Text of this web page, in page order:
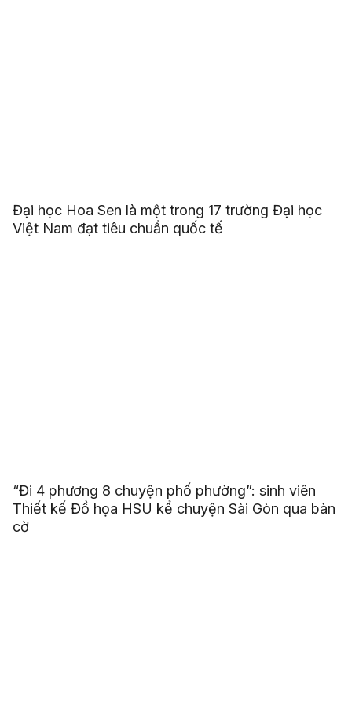
Đại học Hoa Sen là một trong 17 trường Đại học
Việt Nam đạt tiêu chuẩn quốc tế
“Đi 4 phương 8 chuyện phố phường”: sinh viên
Thiết kế Đồ họa HSU kể chuyện Sài Gòn qua bàn
cờ